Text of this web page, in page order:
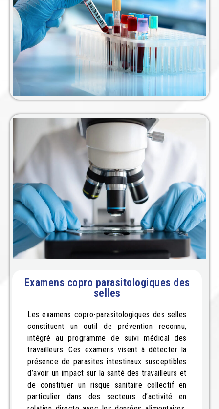
Examens copro parasitologiques des
selles
Les examens copro-parasitologiques des selles
constituent un outil de prévention reconnu,
intégré au programme de suivi médical des
travailleurs. Ces examens visent à détecter la
présence de parasites intestinaux susceptibles
d’avoir un impact sur la santé des travailleurs et
de constituer un risque sanitaire collectif en
particulier dans des secteurs d’activité en